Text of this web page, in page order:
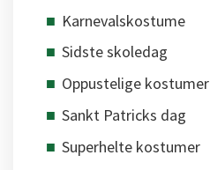
Karnevalskostume
Sidste skoledag
Oppustelige kostumer
Sankt Patricks dag
Superhelte kostumer